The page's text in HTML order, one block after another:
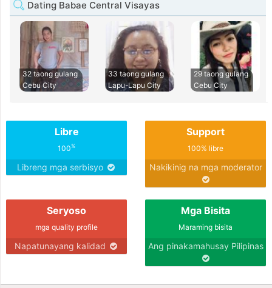
Dating Babae Central Visayas
32 taong gulang
Cebu City
33 taong gulang
Lapu-Lapu City
29 taong gulang
Cebu City
Libre
100%
Libreng mga serbisyo
Support
100% libre
Nakikinig na mga moderator
Seryoso
mga quality profile
Napatunayang kalidad
Mga Bisita
Maraming bisita
Ang pinakamahusay Pilipinas